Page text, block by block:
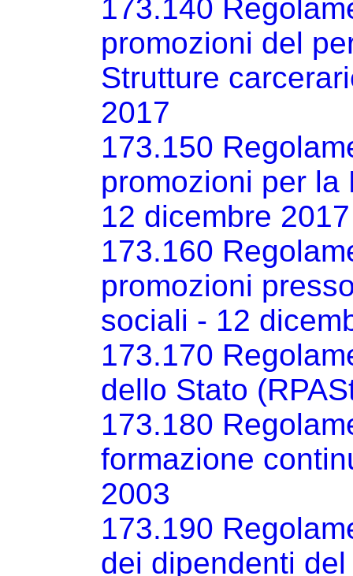
173.140
promozioni del
Strutture
2017
173.150
promozioni per
12 dicembre 2017
173.160
promozioni
sociali - 12
173.170
dello Stato
173.180
formazione
2003
173.190
dei dipendenti